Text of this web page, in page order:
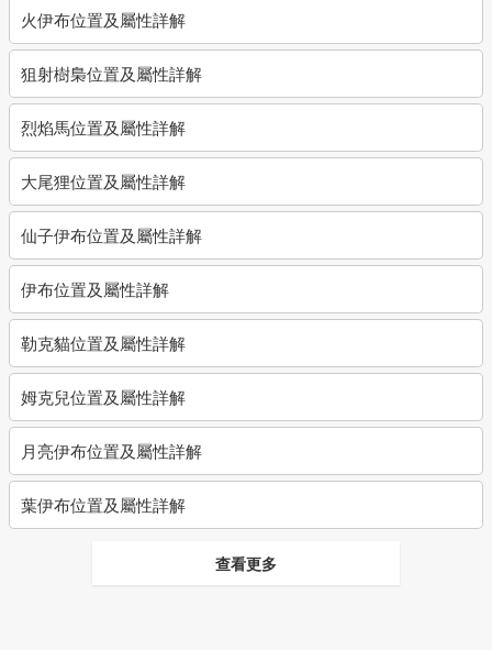
火伊布位置及屬性詳解
狙射樹梟位置及屬性詳解
烈焰馬位置及屬性詳解
大尾狸位置及屬性詳解
仙子伊布位置及屬性詳解
伊布位置及屬性詳解
勒克貓位置及屬性詳解
姆克兒位置及屬性詳解
月亮伊布位置及屬性詳解
葉伊布位置及屬性詳解
查看更多